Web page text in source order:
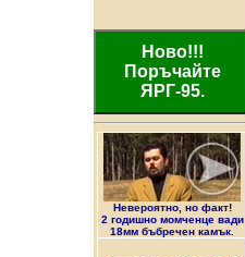
Ново!!!
Поръчайте
ЯРГ-95.
Невероятно, но факт!
2 годишно момченце вади
18мм бъбречен камък.